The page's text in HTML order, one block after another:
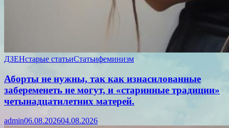
ДЗЕНстарые статьиСтатьифеминизм
Аборты не нужны, так как изнасилованные
забеременеть не могут, и «старинные традиции»
четынадцатилетних матерей.
admin06.08.202604.08.2026